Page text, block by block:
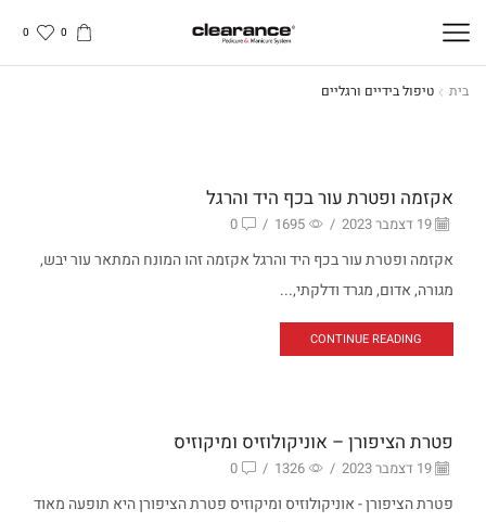
0
0
בית טיפול בידיים ורגליים
טיפול בידיים
אקזמה ופטרת עור בכף היד והרגל
/
1695
/
0
אקזמה ופטרת עור בכף היד והרגל אקזמה זהו המונח המתאר עור יבש,
מגורה, אדום, מגרד ודלקתי,...
CONTINUE READING
ציפורניים בעייתיים
פטרת הציפורן – אוניקולוזיס ומיקוזיס
/
1326
/
0
פטרת הציפורן - אוניקולוזיס ומיקוזיס פטרת הציפורן היא תופעה מאוד